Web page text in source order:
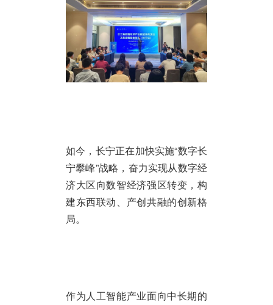
如今，长宁正在加快实施“数字长
宁攀峰”战略，奋力实现从数字经
济大区向数智经济强区转变，构
建东西联动、产创共融的创新格
局。
作为人工智能产业面向中长期的